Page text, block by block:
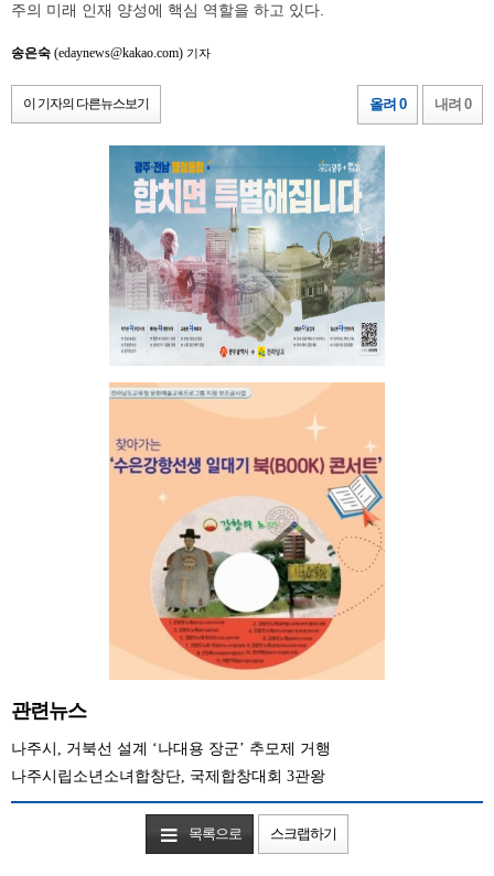
주의 미래 인재 양성에 핵심 역할을 하고 있다.
송은숙 (edaynews@kakao.com) 기자
이 기자의 다른뉴스보기 올려 0 내려 0
관련뉴스
나주시, 거북선 설계 ‘나대용 장군’ 추모제 거행
나주시립소년소녀합창단, 국제합창대회 3관왕
목록으로 스크랩하기